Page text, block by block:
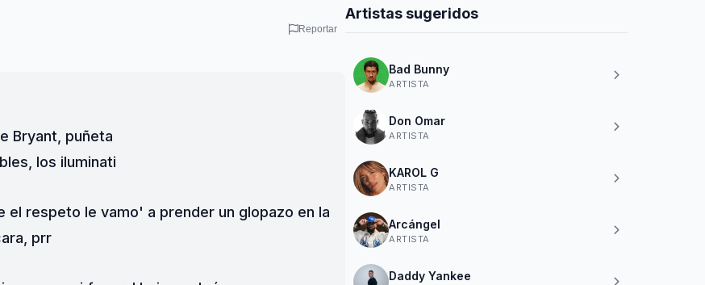
Reportar
Bryant, puñeta
los iluminati
respeto le vamo' a prender un glopazo en la
prr
Artistas sugeridos
Bad Bunny
ARTISTA
Don Omar
ARTISTA
KAROL G
ARTISTA
Arcángel
ARTISTA
Daddy Yankee